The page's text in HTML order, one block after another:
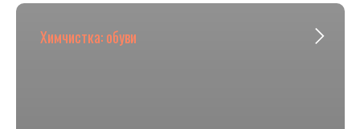
Химчистка: обуви